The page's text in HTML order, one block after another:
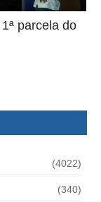
parcela do
(4022)
(340)